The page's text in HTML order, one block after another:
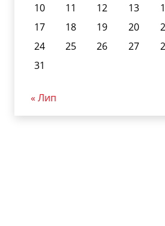
10
11 12 13
17
18 19 20
24
25 26 27
31
« Лип